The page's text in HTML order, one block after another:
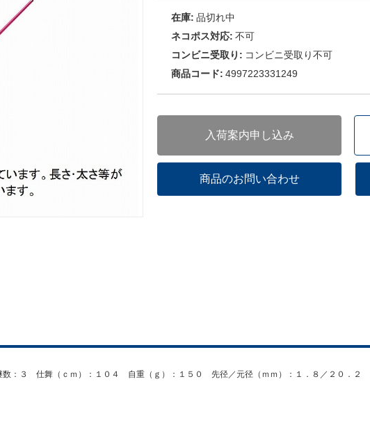
在庫: 品切れ中
ネコポス対応: 不可
コンビニ受取り: コンビニ受取り不可
商品コード: 4997223331249
入荷案内申し込み
商品のお問い合わせ
：３ 仕舞（ｃｍ）：１０４ 自重（ｇ）：１５０ 先径／元径（ｍｍ）：１．８／２０．２